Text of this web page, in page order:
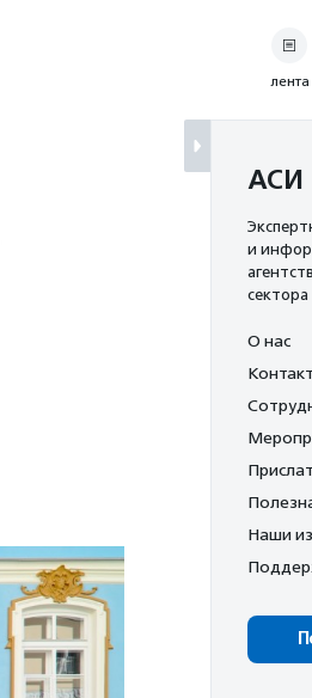
лента
АСИ
и
сектора
О нас
Наши